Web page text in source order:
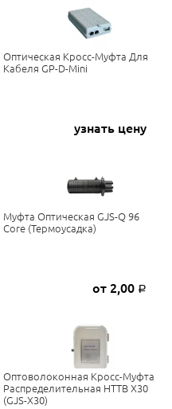
Оптическая Кросс-Муфта Для
Кабеля GP-D-Mini
узнать цену
Муфта Оптическая GJS-Q 96
Core (термоусадка)
от 2,00 Р
Оптоволоконная Кросс-Муфта
Распределительная HTTB X30
(GJS-X30)